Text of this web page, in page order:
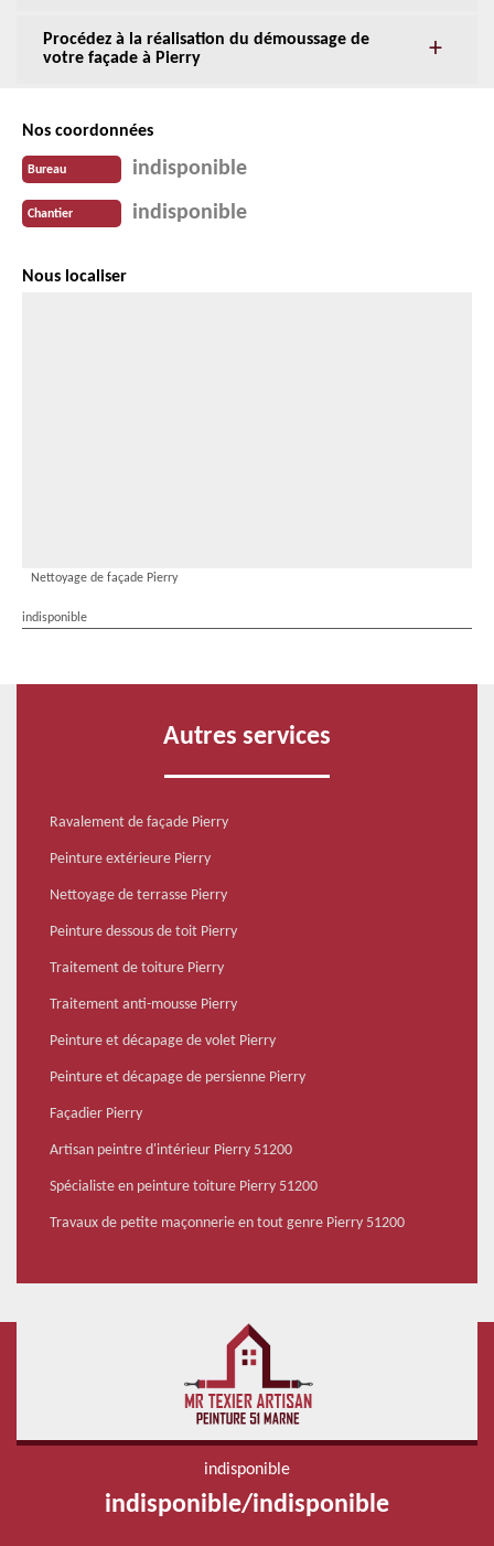
Procédez à la réalisation du démoussage de
votre façade à Pierry
Nos coordonnées
Bureau indisponible
Chantier indisponible
Nous localiser
Nettoyage de façade Pierry
indisponible
Autres services
Ravalement de façade Pierry
Peinture extérieure Pierry
Nettoyage de terrasse Pierry
Peinture dessous de toit Pierry
Traitement de toiture Pierry
Traitement anti-mousse Pierry
Peinture et décapage de volet Pierry
Peinture et décapage de persienne Pierry
Façadier Pierry
Artisan peintre d'intérieur Pierry 51200
Spécialiste en peinture toiture Pierry 51200
Travaux de petite maçonnerie en tout genre Pierry 51200
indisponible
indisponible/indisponible